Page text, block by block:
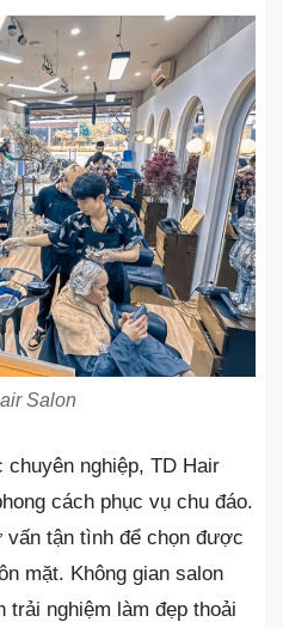
Salon
nghiệp, TD Hair
cách phục vụ chu đáo.
tận tình để chọn được
mặt. Không gian salon
nghiệm làm đẹp thoải